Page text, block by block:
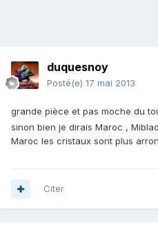
duquesnoy
Posté(e) 17 mai 2013
grande pièce et pas moche du
sinon bien je dirais Maroc ,
Maroc les cristaux sont plus
Citer